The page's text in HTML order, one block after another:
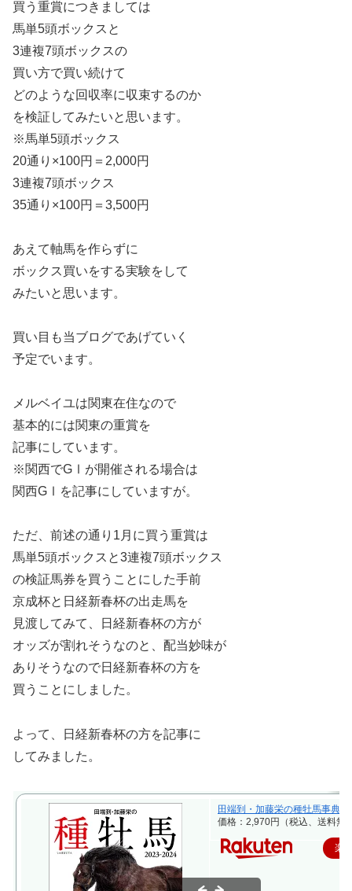
買う重賞につきましては
馬単5頭ボックスと
3連複7頭ボックスの
買い方で買い続けて
どのような回収率に収束するのか
を検証してみたいと思います。
※馬単5頭ボックス
20通り×100円＝2,000円
3連複7頭ボックス
35通り×100円＝3,500円
あえて軸馬を作らずに
ボックス買いをする実験をして
みたいと思います。
買い目も当ブログであげていく
予定でいます。
メルベイユは関東在住なので
基本的には関東の重賞を
記事にしています。
※関西でGⅠが開催される場合は
関西GⅠを記事にしていますが。
ただ、前述の通り1月に買う重賞は
馬単5頭ボックスと3連複7頭ボックス
の検証馬券を買うことにした手前
京成杯と日経新春杯の出走馬を
見渡してみて、日経新春杯の方が
オッズが割れそうなのと、配当妙味が
ありそうなので日経新春杯の方を
買うことにしました。
よって、日経新春杯の方を記事に
してみました。
田端到・加藤栄の種牡馬事典
価格：2,970円（税込、送料無
楽